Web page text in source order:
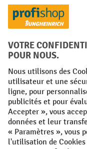
Réseaux sociaux
Facebook
YouTube
LinkedInInstagram
Conditions générales
Protection des
All prices excl. VAT plus
if not stated otherwise.